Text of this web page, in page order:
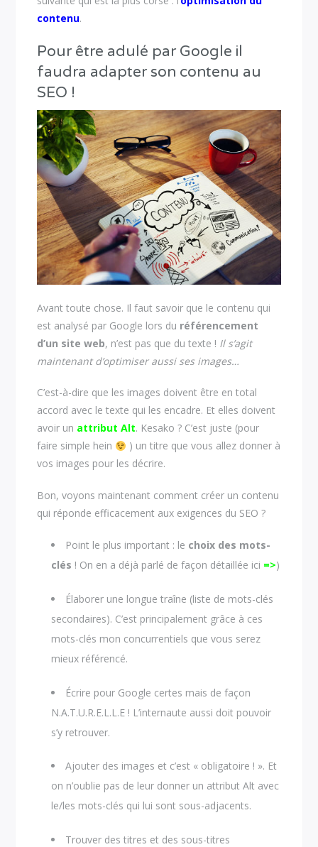
contenu.
Pour être adulé par Google il
faudra adapter son contenu au
SEO !
Avant toute chose. Il faut savoir que le contenu qui
est analysé par Google lors du référencement
d’un site web, n’est pas que du texte ! Il s’agit
maintenant d’optimiser aussi ses images…
C’est-à-dire que les images doivent être en total
accord avec le texte qui les encadre. Et elles doivent
avoir un attribut Alt. Kesako ? C’est juste (pour
faire simple hein
) un titre que vous allez donner à
vos images pour les décrire.
Bon, voyons maintenant comment créer un contenu
qui réponde efficacement aux exigences du SEO ?
Point le plus important : le choix des mots-
clés ! On en a déjà parlé de façon détaillée ici =>)
Élaborer une longue traîne (liste de mots-clés
secondaires). C’est principalement grâce à ces
mots-clés mon concurrentiels que vous serez
mieux référencé.
Écrire pour Google certes mais de façon
N.A.T.U.R.E.L.L.E ! L’internaute aussi doit pouvoir
s’y retrouver.
Ajouter des images et c’est « obligatoire ! ». Et
on n’oublie pas de leur donner un attribut Alt avec
le/les mots-clés qui lui sont sous-adjacents.
Trouver des titres et des sous-titres